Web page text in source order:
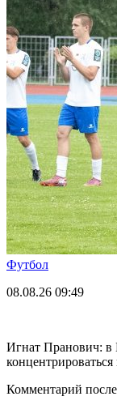
Футбол
08.08.26 09:49
Игнат Пранович: в
Комментарий